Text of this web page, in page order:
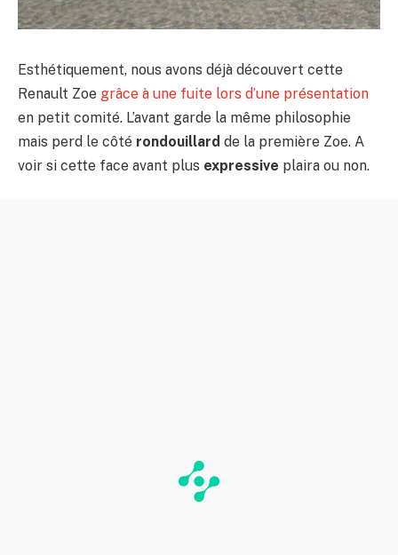
Esthétiquement, nous avons déjà découvert cette
Renault Zoe grâce à une fuite lors d’une présentation
en petit comité. L’avant garde la même philosophie
mais perd le côté rondouillard de la première Zoe. A
voir si cette face avant plus expressive plaira ou non.